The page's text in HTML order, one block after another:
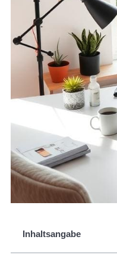
Inhaltsangabe